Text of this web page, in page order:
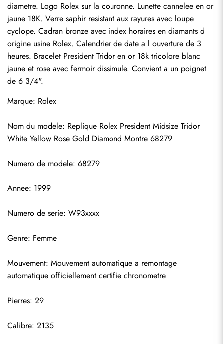
diametre. Logo Rolex sur la couronne. Lunette cannelee en or
jaune 18K. Verre saphir resistant aux rayures avec loupe
cyclope. Cadran bronze avec index horaires en diamants d
origine usine Rolex. Calendrier de date a l ouverture de 3
heures. Bracelet President Tridor en or 18k tricolore blanc
jaune et rose avec fermoir dissimule. Convient a un poignet
de 6 3/4".
Marque: Rolex
Nom du modele: Replique Rolex President Midsize Tridor
White Yellow Rose Gold Diamond Montre 68279
Numero de modele: 68279
Annee: 1999
Numero de serie: W93xxxx
Genre: Femme
Mouvement: Mouvement automatique a remontage
automatique officiellement certifie chronometre
Pierres: 29
Calibre: 2135
S'abonner